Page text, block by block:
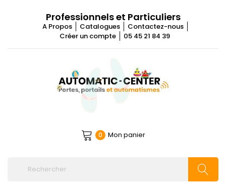
Professionnels et Particuliers
A Propos Catalogues
Contactez-nous
Créer un compte
05 45 21 84 39
0 Mon panier